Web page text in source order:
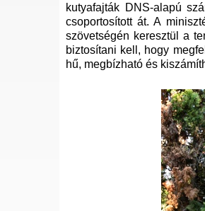
kutyafajták DNS-alapú
csoportosított át. A
szövetségén keresztül a
biztosítani kell, hogy
hű, megbízható és